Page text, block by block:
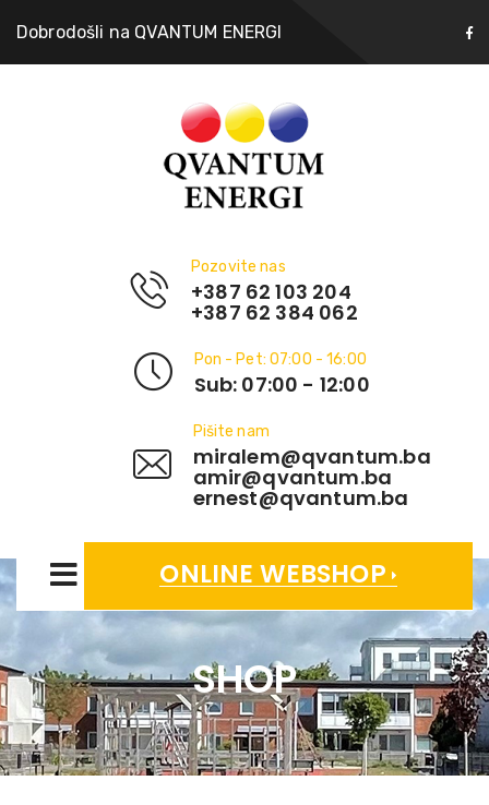
Dobrodošli na QVANTUM ENERGI
Pozovite nas
+387 62 103 204
+387 62 384 062
Pon - Pet: 07:00 - 16:00
Sub: 07:00 - 12:00
Pišite nam
miralem@qvantum.ba
amir@qvantum.ba
ernest@qvantum.ba
ONLINE WEBSHOP
SHOP